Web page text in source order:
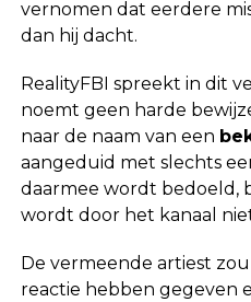
vernomen dat eerdere
dan hij dacht.
RealityFBI spreekt in dit
noemt geen harde
naar de naam van een
aangeduid met slechts
daarmee wordt bedoeld,
wordt door het kanaal
De vermeende artiest
reactie hebben gegeven